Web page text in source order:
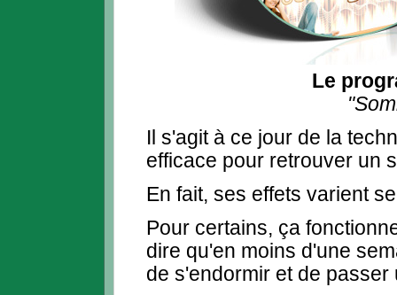
Le
Il s'agit à ce jour de la
efficace pour retrouver un
En fait, ses effets varient
Pour certains, ça
dire qu'en moins d'une
de s'endormir et de